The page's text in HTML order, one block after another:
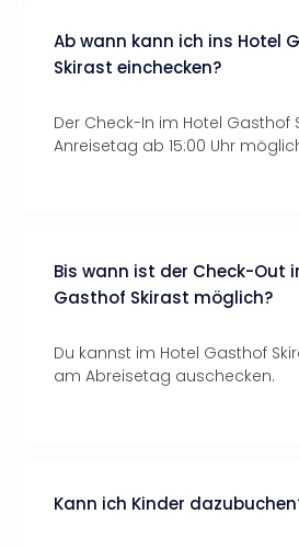
Ab wann kann ich ins Hotel
Skirast einchecken?
Der Check-In im Hotel Gasthof
Anreisetag ab 15:00 Uhr
Bis wann ist der Check-Out
Gasthof Skirast möglich?
Du kannst im Hotel Gasthof
am Abreisetag auschecken.
Kann ich Kinder